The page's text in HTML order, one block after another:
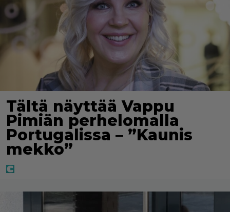
Tältä näyttää Vappu
Pimiän perhelomalla
Portugalissa – ”Kaunis
mekko”